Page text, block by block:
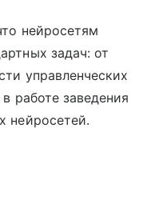
нейросетям
задач: от
управленческих
работе заведения
нейросетей.